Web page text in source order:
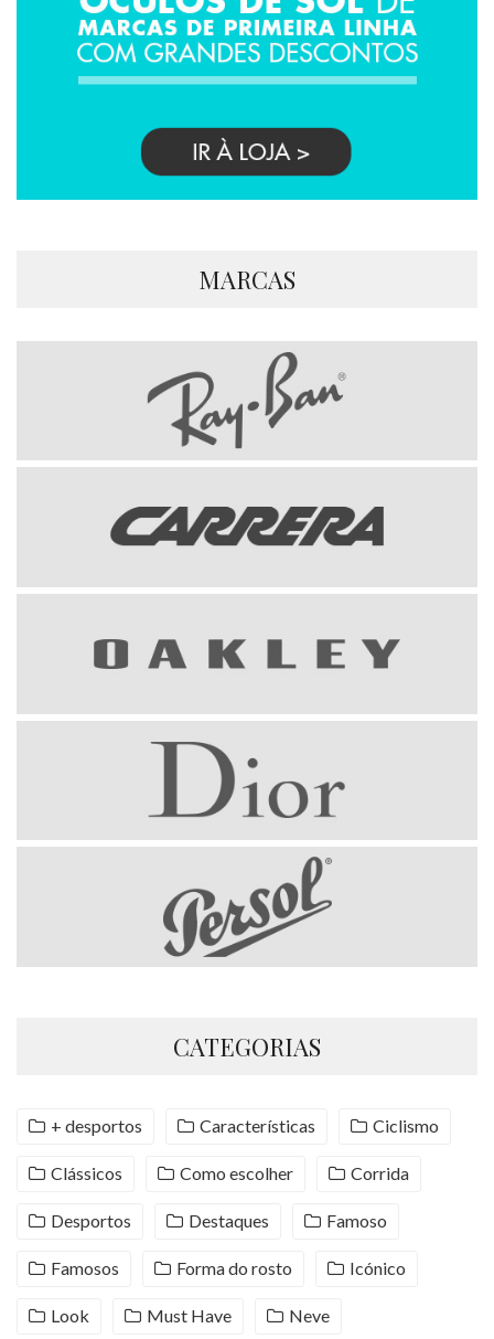
MARCAS
CATEGORIAS
+ desportos Características Ciclismo
Clássicos Como escolher Corrida
Desportos Destaques Famoso
Famosos Forma do rosto Icónico
Look Must Have Neve